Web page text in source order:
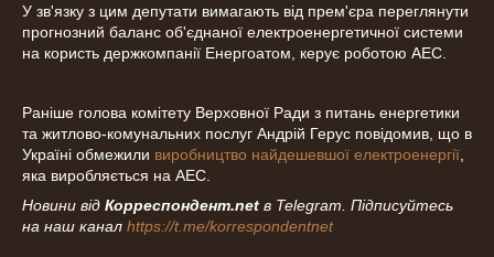
У зв'язку з цим депутати вимагають від прем'єра переглянути
прогнозний баланс об'єднаної електроенергетичної системи
на користь держкомпанії Енергоатом, керує роботою АЕС.
Раніше голова комітету Верховної Ради з питань енергетики
та житлово-комунальних послуг Андрій Герус повідомив, що в
Україні обмежили виробництво найдешевшої електроенергії
яка виробляється на АЕС.
Новини від Корреспондент.net в Telegram. Підписуйтесь
на наш канал https://t.me/korrespondentnet